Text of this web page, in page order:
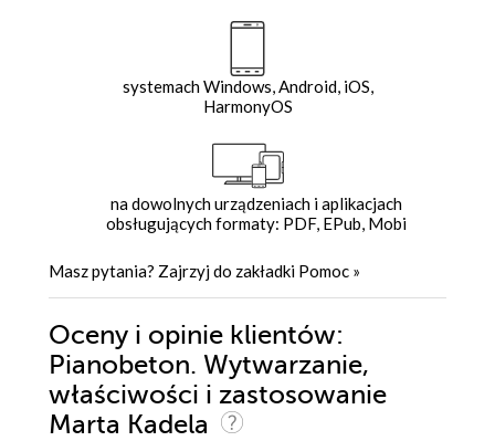
systemach Windows, Android, iOS,
HarmonyOS
na dowolnych urządzeniach i aplikacjach
obsługujących formaty: PDF, EPub, Mobi
Masz pytania? Zajrzyj do zakładki Pomoc »
Oceny i opinie klientów:
Pianobeton. Wytwarzanie,
właściwości i zastosowanie
Marta Kadela